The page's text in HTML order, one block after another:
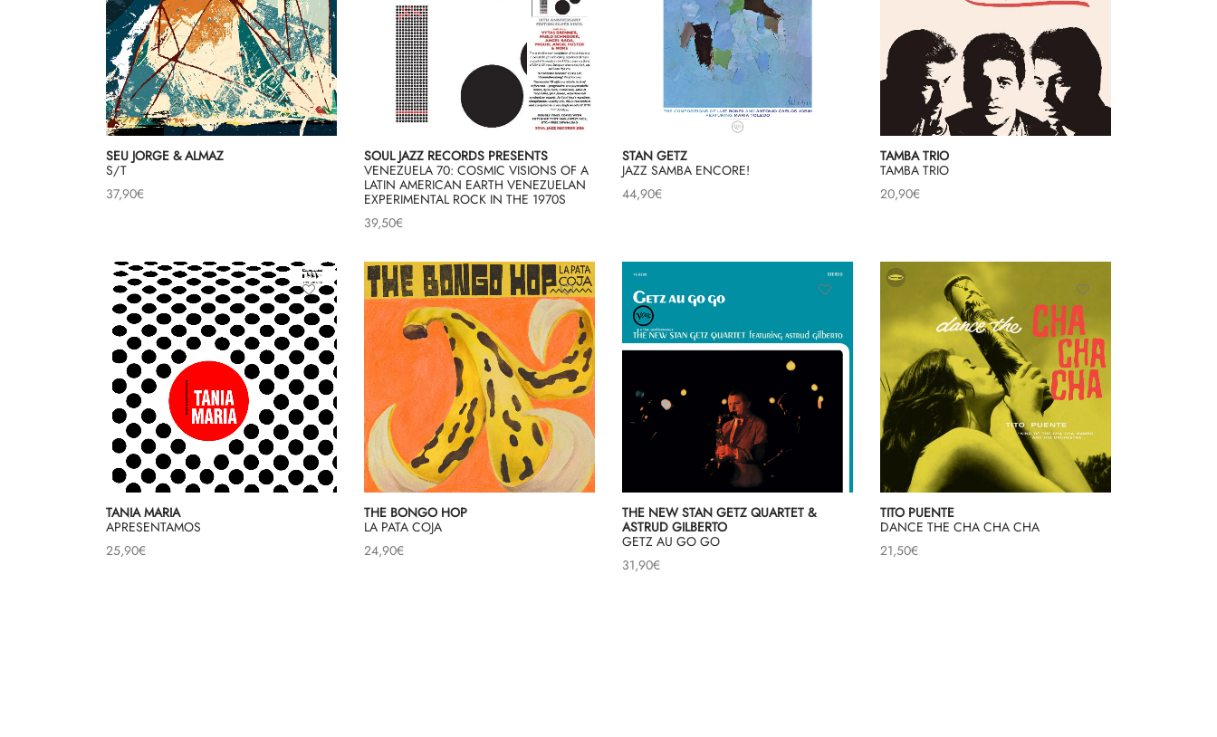
SEU JORGE & ALMAZ
S/T
37,90€
SOUL JAZZ RECORDS PRESENTS
VENEZUELA 70: COSMIC VISIONS OF A
LATIN AMERICAN EARTH VENEZUELAN
EXPERIMENTAL ROCK IN THE 1970S
39,50€
STAN GETZ
JAZZ SAMBA ENCORE!
44,90€
TAMBA TRIO
TAMBA TRIO
20,90€
TANIA MARIA
APRESENTAMOS
25,90€
THE BONGO HOP
LA PATA COJA
24,90€
THE NEW STAN GETZ QUARTET &
ASTRUD GILBERTO
GETZ AU GO GO
31,90€
TITO PUENTE
DANCE THE CHA CHA CHA
21,50€